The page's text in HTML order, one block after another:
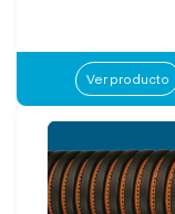
Ver producto